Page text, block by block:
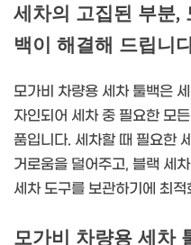
세차의 고집된 부분,
백이 해결해 드립니
모가비 차량용 세차 툴백은
자인되어 세차 중 필요한 모
품입니다. 세차할 때 필요한
거로움을 덜어주고, 블랙 세
세차 도구를 보관하기에 최
모가비 차량용 세차